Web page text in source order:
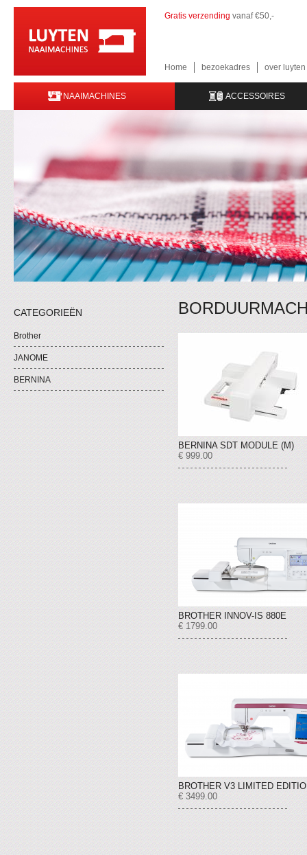
Gratis verzending vanaf €50,-
Home bezoekadres over
NAAIMACHINES ACCESSOIRES
CATEGORIEËN
Brother
JANOME
BERNINA
BERNINA SDT MODULE (M)
€ 999.00
BROTHER INNOV-IS 880E
€ 1799.00
BROTHER V3 LIMITED
€ 3499.00